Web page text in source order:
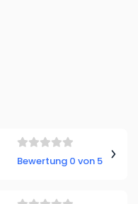
Bewertung 0 von 5